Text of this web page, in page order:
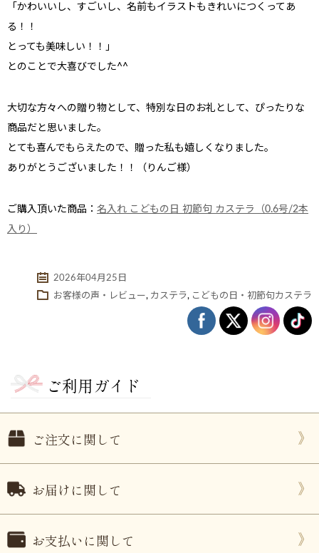
？
退職・異動の挨拶におすすめのお菓子ギ
もらっ
「かわいいし、すごいし、名前もイラストもきれいにつくってあ
る！！
とっても美味しい！！」
とのことで大喜びでした^^
大切な方々への贈り物として、特別な日のお礼として、ぴったりな
商品だと思いました。
とても喜んでもらえたので、贈った私も嬉しくなりました。
ありがとうございました！！（りんご様）
ご購入頂いた商品： 名入れ こどもの日 初節句 カステラ（0.6号/2本
入り）
2026年04月25日
お客様の声・レビュー, カステラ, こどもの日・初節句カステラ
ご利用ガイド
ご注文に関して
お届けに関して
お支払いに関して